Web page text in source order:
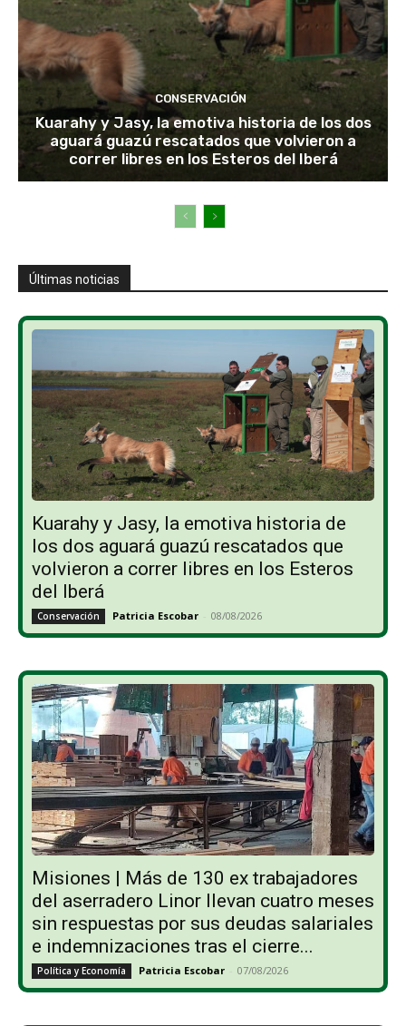
CONSERVACIÓN
Kuarahy y Jasy, la emotiva historia de los dos
aguará guazú rescatados que volvieron a
correr libres en los Esteros del Iberá
Últimas noticias
Kuarahy y Jasy, la emotiva historia de
los dos aguará guazú rescatados que
volvieron a correr libres en los Esteros
del Iberá
Conservación Patricia Escobar - 08/08/2026
Misiones | Más de 130 ex trabajadores
del aserradero Linor llevan cuatro meses
sin respuestas por sus deudas salariales
e indemnizaciones tras el cierre...
Política y Economía Patricia Escobar - 07/08/2026